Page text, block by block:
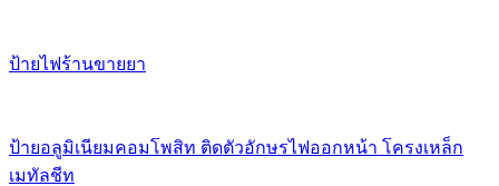
ป้ายไฟร้านขายยา
ป้ายอลูมิเนียมคอมโพสิท ติดตัวอักษรไฟออกหน้า โครงเหล็ก
เมทัลชีท